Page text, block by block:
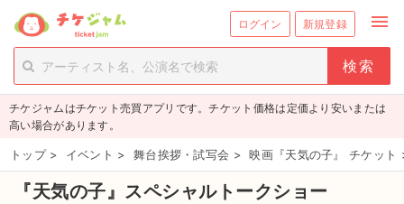
ログイン 新規登録 menu
person_add 新規会員登録
チケットを探す
新着チケット
値下げしたチケット
チケジャムはチケット売買アプリです。チケット価格は定価より安いまたは
高い場合があります。
トップ > イベント > 舞台挨拶・試写会 > 映画『天気の子』 チケット
『天気の子』スペシャルトークショー